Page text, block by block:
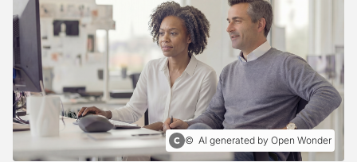
AI generated by Open Wonder